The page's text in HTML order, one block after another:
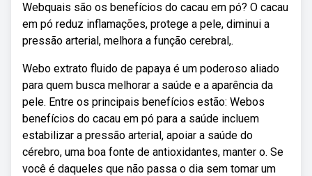
Webquais são os benefícios do cacau em pó? O cacau
em pó reduz inflamações, protege a pele, diminui a
pressão arterial, melhora a função cerebral,.
Webo extrato fluido de papaya é um poderoso aliado
para quem busca melhorar a saúde e a aparência da
pele. Entre os principais benefícios estão: Webos
benefícios do cacau em pó para a saúde incluem
estabilizar a pressão arterial, apoiar a saúde do
cérebro, uma boa fonte de antioxidantes, manter o. Se
você é daqueles que não passa o dia sem tomar um